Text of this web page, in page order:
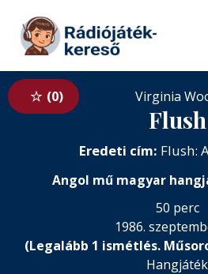
Tovább a tartalomhoz
0 Virginia
Flush
Eredeti cím: Flush:
Angol mű magyar
50 perc
1986.
(Legalább 1 ismétlés.
Hangjáték